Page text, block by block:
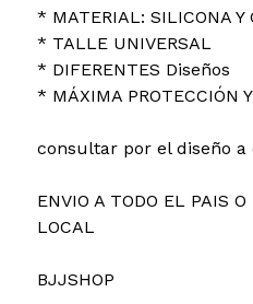
* MATERIAL: SILICONA Y
* TALLE UNIVERSAL
* DIFERENTES Diseños
* MÁXIMA PROTECCIÓN
consultar por el diseño a
ENVIO A TODO EL PAIS O
LOCAL
BJJSHOP